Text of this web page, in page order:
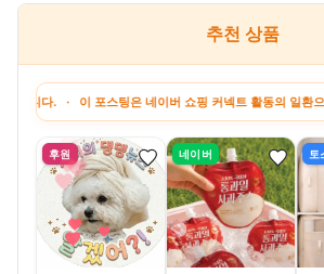
추천 상품
포스팅은 네이버 쇼핑 커넥트 활동의 일환으로, 판
후원 네이버 토